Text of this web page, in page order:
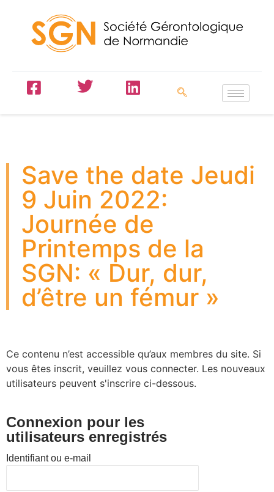
Save the date Jeudi
9 Juin 2022:
Journée de
Printemps de la
SGN: « Dur, dur,
d’être un fémur »
Ce contenu n’est accessible qu’aux membres du site. Si
vous êtes inscrit, veuillez vous connecter. Les nouveaux
utilisateurs peuvent s'inscrire ci-dessous.
Connexion pour les
utilisateurs enregistrés
Identifiant ou e-mail